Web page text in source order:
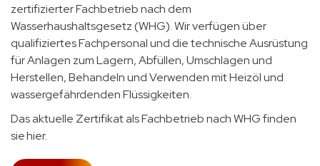
zertifizierter Fachbetrieb nach dem
Wasserhaushaltsgesetz (WHG). Wir verfügen über
qualifiziertes Fachpersonal und die technische Ausrüstung
für Anlagen zum Lagern, Abfüllen, Umschlagen und
Herstellen, Behandeln und Verwenden mit Heizöl und
wassergefährdenden Flüssigkeiten.
Das aktuelle Zertifikat als Fachbetrieb nach WHG finden
siehier.